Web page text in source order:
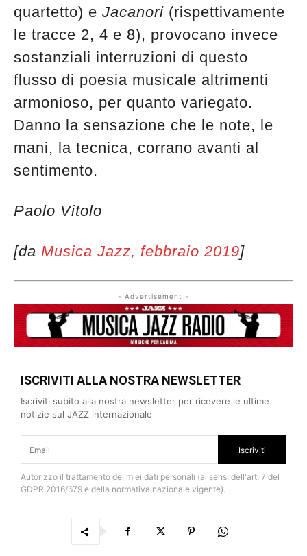
quartetto) e Jacanori (rispettivamente
le tracce 2, 4 e 8), provocano invece
sostanziali interruzioni di questo
flusso di poesia musicale altrimenti
armonioso, per quanto variegato.
Danno la sensazione che le note, le
mani, la tecnica, corrano avanti al
sentimento.
Paolo Vitolo
[da Musica Jazz, febbraio 2019]
- Advertisement -
ISCRIVITI ALLA NOSTRA NEWSLETTER
Iscriviti subito alla nostra newsletter per ricevere le ultime
notizie sul JAZZ internazionale
Iscriviti
Autorizzo il trattamento dei miei dati personali (ai sensi dell'art. 7 del
GDPR 2016/679 e della normativa nazionale vigente).